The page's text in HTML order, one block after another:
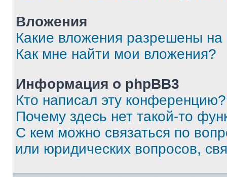
Вложения
Какие вложения разрешены
Как мне найти мои вложения?
Информация о phpBB3
Кто написал эту конференцию?
Почему здесь нет такой-то
С кем можно связаться по
или юридических вопросов,